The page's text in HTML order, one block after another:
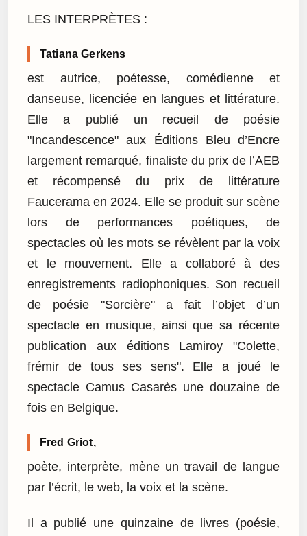
LES INTERPRÈTES :
Tatiana Gerkens
est autrice, poétesse, comédienne et
danseuse, licenciée en langues et littérature.
Elle a publié un recueil de poésie
"Incandescence" aux Éditions Bleu d’Encre
largement remarqué, finaliste du prix de l’AEB
et récompensé du prix de littérature
Faucerama en 2024. Elle se produit sur scène
lors de performances poétiques, de
spectacles où les mots se révèlent par la voix
et le mouvement. Elle a collaboré à des
enregistrements radiophoniques. Son recueil
de poésie "Sorcière" a fait l’objet d’un
spectacle en musique, ainsi que sa récente
publication aux éditions Lamiroy "Colette,
frémir de tous ses sens". Elle a joué le
spectacle Camus Casarès une douzaine de
fois en Belgique.
Fred Griot,
poète, interprète, mène un travail de langue
par l’écrit, le web, la voix et la scène.
Il a publié une quinzaine de livres (poésie,